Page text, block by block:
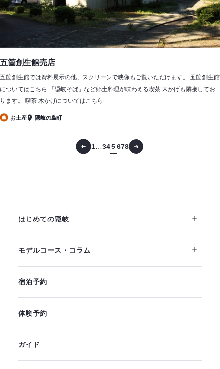
五箇創生館売店
五箇創生館では資料展示の他、スクリーンで映像もご覧いただけます。 五箇創生館
についてはこちら 「隠岐そば」など郷土料理が味わえる喫茶 木かげも隣接してお
ります。 喫茶 木かげについてはこちら
お土産 隠岐の島町
1 345678
はじめての隠岐
モデルコース・コラム
宿泊予約
体験予約
ガイド